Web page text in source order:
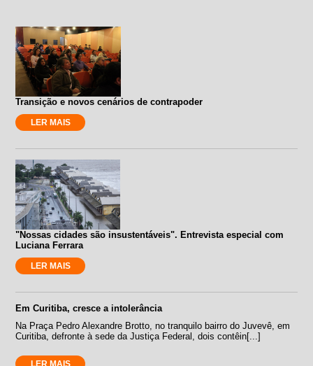
Transição e novos cenários de contrapoder
LER MAIS
"Nossas cidades são insustentáveis". Entrevista especial com
Luciana Ferrara
LER MAIS
Em Curitiba, cresce a intolerância
Na Praça Pedro Alexandre Brotto, no tranquilo bairro do Juvevê, em
Curitiba, defronte à sede da Justiça Federal, dois contêin[...]
LER MAIS